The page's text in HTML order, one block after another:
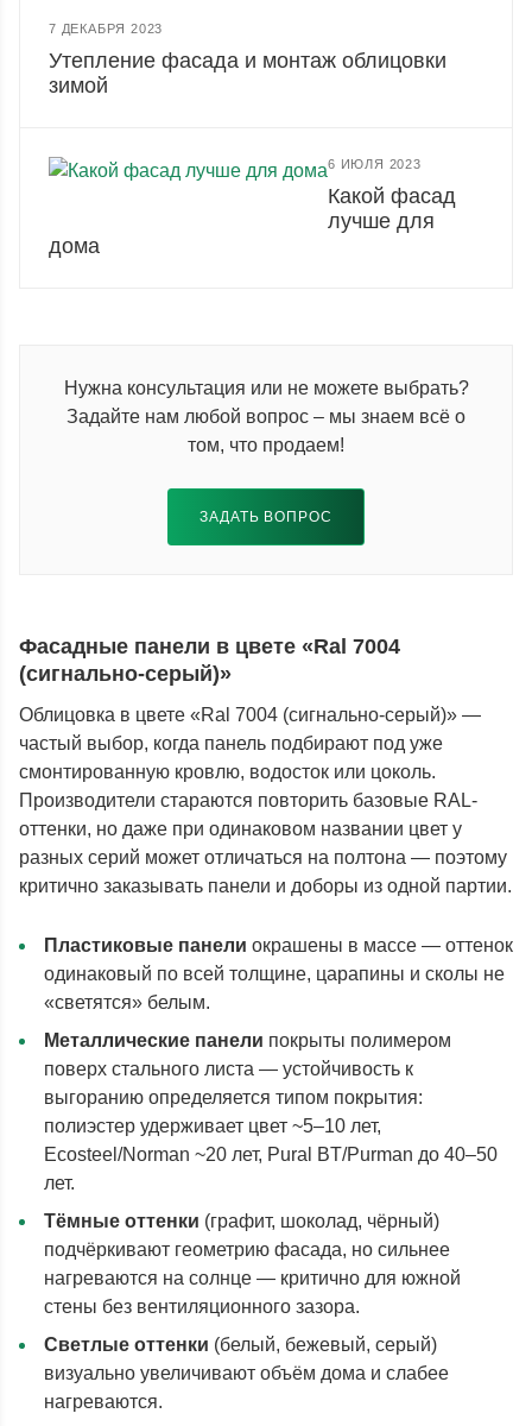
7 ДЕКАБРЯ 2023
Утепление фасада и монтаж облицовки
зимой
6 ИЮЛЯ 2023
Какой фасад
лучше для
дома
Нужна консультация или не можете выбрать?
Задайте нам любой вопрос – мы знаем всё о
том, что продаем!
ЗАДАТЬ ВОПРОС
Фасадные панели в цвете «Ral 7004
(сигнально-серый)»
Облицовка в цвете «Ral 7004 (сигнально-серый)» —
частый выбор, когда панель подбирают под уже
смонтированную кровлю, водосток или цоколь.
Производители стараются повторить базовые RAL-
оттенки, но даже при одинаковом названии цвет у
разных серий может отличаться на полтона — поэтому
критично заказывать панели и доборы из одной партии.
Пластиковые панели окрашены в массе — оттенок
одинаковый по всей толщине, царапины и сколы не
«светятся» белым.
Металлические панели покрыты полимером
поверх стального листа — устойчивость к
выгоранию определяется типом покрытия:
полиэстер удерживает цвет ~5–10 лет,
Ecosteel/Norman ~20 лет, Pural BT/Purman до 40–50
лет.
Тёмные оттенки (графит, шоколад, чёрный)
подчёркивают геометрию фасада, но сильнее
нагреваются на солнце — критично для южной
стены без вентиляционного зазора.
Светлые оттенки (белый, бежевый, серый)
визуально увеличивают объём дома и слабее
нагреваются.